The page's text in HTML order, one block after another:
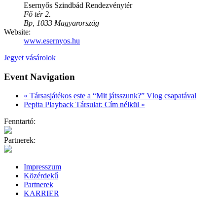
Esernyős Szindbád Rendezvénytér
Fő tér 2.
Bp 1033 Magyarország
Website:
www.esernyos.hu
Jegyet vásárolok
Event Navigation
« Társasjátékos este a “Mit játsszunk?” Vlog csapatával
Pepita Playback Társulat: Cím nélkül »
Fenntartó:
Partnerek:
Impresszum
Közérdekű
Partnerek
KARRIER